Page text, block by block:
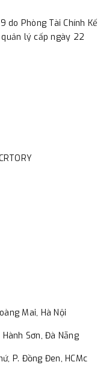
do Phòng Tài Chính Kế
quản lý cấp ngày 22
Mai, Hà Nội
Sơn, Đà Nẵng
P. Đồng Đen, HCMc